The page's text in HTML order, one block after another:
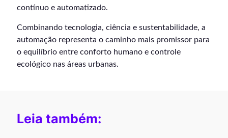
contínuo e automatizado.
Combinando tecnologia, ciência e sustentabilidade, a
automação representa o caminho mais promissor para
o equilíbrio entre conforto humano e controle
ecológico nas áreas urbanas.
Leia também: